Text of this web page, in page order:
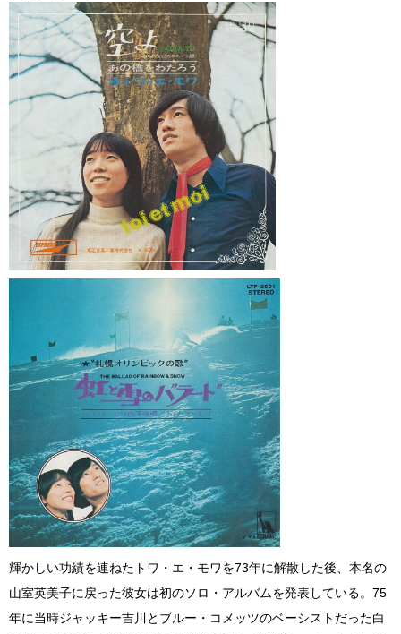
輝かしい功績を連ねたトワ・エ・モワを73年に解散した後、本名の
山室英美子に戻った彼女は初のソロ・アルバムを発表している。75
年に当時ジャッキー吉川とブルー・コメッツのベーシストだった白